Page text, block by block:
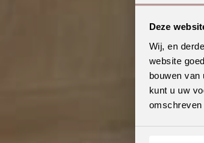
Deze
Wij, en
website
bouwen van
kunt u uw
omschreven